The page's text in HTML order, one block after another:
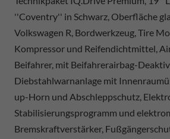
''Coventry'' in Schwarz, Oberfläche
Volkswagen R, Bordwerkzeug, Tire
Kompressor und Reifendichtmittel,
Beifahrer, mit Beifahrerairbag-
Diebstahlwarnanlage mit
up-Horn und Abschleppschutz,
Stabilisierungsprogramm und
Bremskraftverstärker,